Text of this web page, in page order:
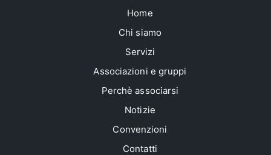
Home
Chi siamo
Servizi
Associazioni e gruppi
Perchè associarsi
Notizie
Convenzioni
Contatti